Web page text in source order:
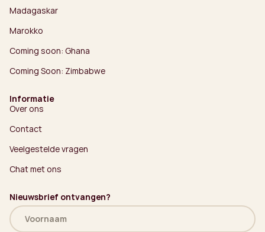
Madagaskar
Marokko
Coming soon: Ghana
Coming Soon: Zimbabwe
Informatie
Over ons
Contact
Veelgestelde vragen
Chat met ons
Nieuwsbrief ontvangen?
Naam
(Vereist)